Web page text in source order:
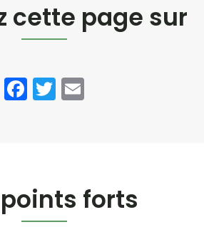
cette page sur
Facebook
Twitter
forts